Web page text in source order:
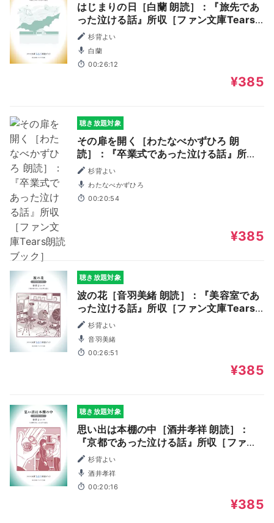
はじまりの日［白蘭 朗読］：『旅先であ
った泣ける話』所収［ファン文庫Tears
朗読ブック］
杉背よい
白蘭
00:26:12
¥385
聴き放題対象
その扉を開く［わたなべかずひろ 朗
読］：『卒業式であった泣ける話』所収
［ファン文庫Tears朗読ブック］
杉背よい
わたなべかずひろ
00:20:54
¥385
聴き放題対象
波の花［音羽美緒 朗読］：『美容室であ
った泣ける話』所収［ファン文庫Tears
朗読ブック］
杉背よい
音羽美緒
00:26:51
¥385
聴き放題対象
思い出は本棚の中［酒井孝祥 朗読］：
『京都であった泣ける話』所収［ファン
文庫Tears朗読ブック］
杉背よい
酒井孝祥
00:20:16
¥385